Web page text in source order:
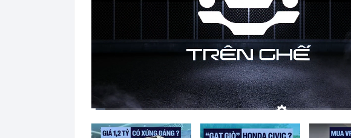
CurrentDuration